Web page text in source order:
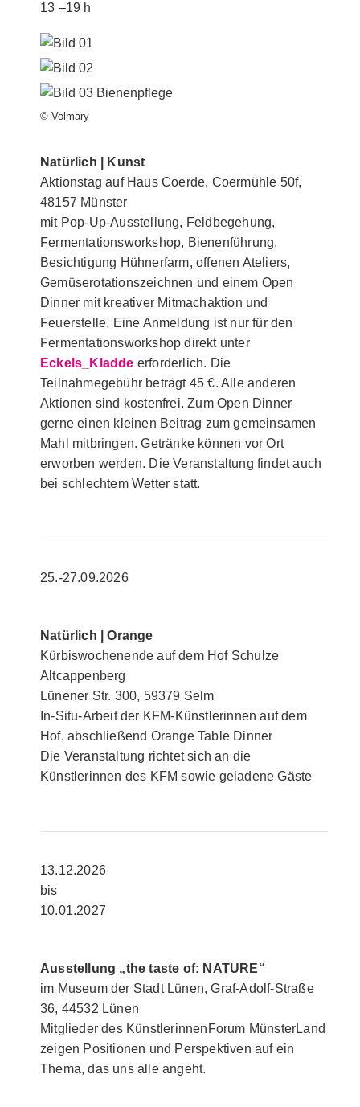
13 –19 h
© Volmary
Natürlich | Kunst
Aktionstag auf Haus Coerde, Coermühle 50f,
48157 Münster
mit Pop-Up-Ausstellung, Feldbegehung,
Fermentationsworkshop, Bienenführung,
Besichtigung Hühnerfarm, offenen Ateliers,
Gemüserotationszeichnen und einem Open
Dinner mit kreativer Mitmachaktion und
Feuerstelle. Eine Anmeldung ist nur für den
Fermentationsworkshop direkt unter
Eckels_Kladde erforderlich. Die
Teilnahmegebühr beträgt 45 €. Alle anderen
Aktionen sind kostenfrei. Zum Open Dinner
gerne einen kleinen Beitrag zum gemeinsamen
Mahl mitbringen. Getränke können vor Ort
erworben werden. Die Veranstaltung findet auch
bei schlechtem Wetter statt.
25.-27.09.2026
Natürlich | Orange
Kürbiswochenende auf dem Hof Schulze
Altcappenberg
Lünener Str. 300, 59379 Selm
In-Situ-Arbeit der KFM-Künstlerinnen auf dem
Hof, abschließend Orange Table Dinner
Die Veranstaltung richtet sich an die
Künstlerinnen des KFM sowie geladene Gäste
13.12.2026
bis
10.01.2027
Ausstellung „the taste of: NATURE“
im Museum der Stadt Lünen, Graf-Adolf-Straße
36, 44532 Lünen
Mitglieder des KünstlerinnenForum MünsterLand
zeigen Positionen und Perspektiven auf ein
Thema, das uns alle angeht.